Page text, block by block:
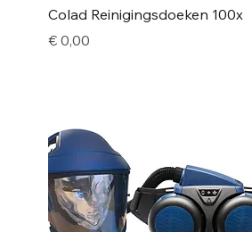
Colad Reinigingsdoeken 100x
Price
€ 0,00